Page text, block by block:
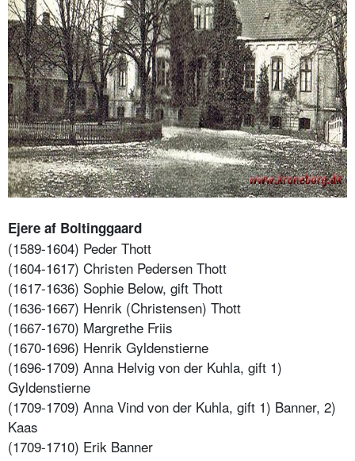
Ejere af Boltinggaard
(1589-1604) Peder Thott
(1604-1617) Christen Pedersen Thott
(1617-1636) Sophie Below, gift Thott
(1636-1667) Henrik (Christensen) Thott
(1667-1670) Margrethe Friis
(1670-1696) Henrik Gyldenstierne
(1696-1709) Anna Helvig von der Kuhla, gift 1)
Gyldenstierne
(1709-1709) Anna Vind von der Kuhla, gift 1) Banner, 2)
Kaas
(1709-1710) Erik Banner